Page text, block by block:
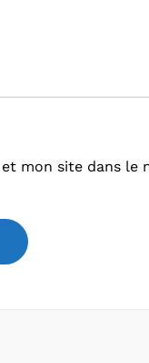
mon site dans le